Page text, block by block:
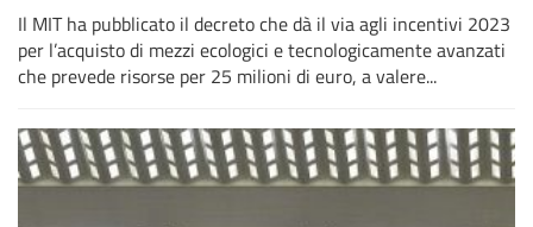
Il MIT ha pubblicato il decreto che dà il via agli incentivi 2023
per l’acquisto di mezzi ecologici e tecnologicamente avanzati
che prevede risorse per 25 milioni di euro, a valere...